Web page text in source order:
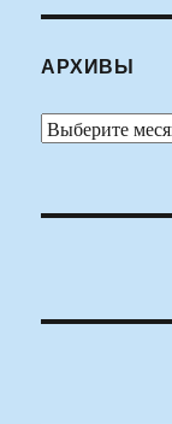
АРХИВЫ
Архивы